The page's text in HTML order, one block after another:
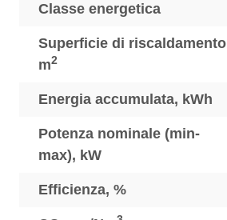
Classe energetica
Superficie di riscaldamento
m2
Energia accumulata, kWh
Potenza nominale (min-
max), kW
Efficienza, %